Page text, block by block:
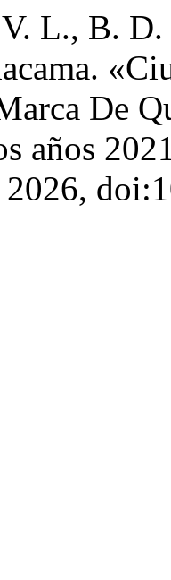
L., B.
De
años
2026,